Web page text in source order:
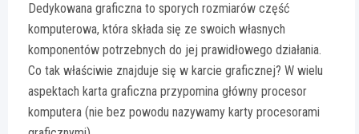
Dedykowana graficzna to sporych rozmiarów część
komputerowa, która składa się ze swoich własnych
komponentów potrzebnych do jej prawidłowego działania.
Co tak właściwie znajduje się w karcie graficznej? W wielu
aspektach karta graficzna przypomina główny procesor
komputera (nie bez powodu nazywamy karty procesorami